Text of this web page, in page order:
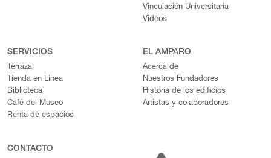
Vinculación Universitaria
Videos
SERVICIOS
Terraza
Tienda en Línea
Biblioteca
Café del Museo
Renta de espacios
EL AMPARO
Acerca de
Nuestros Fundadores
Historia de los edificios
Artistas y colaboradores
CONTACTO